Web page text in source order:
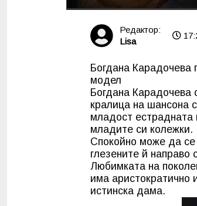
Редактор:
Lisa
Богдана Карадочева
модел
Богдана Карадочева
кралица на шансона
младост естрадната
младите си колежки.
Спокойно може да се
глезените й
Любимката на
има аристократично
истинска дама.